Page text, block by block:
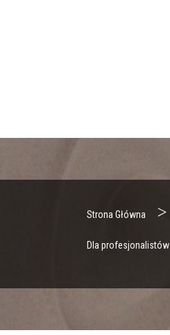
Strona Główna >
Dla profesjonalistów